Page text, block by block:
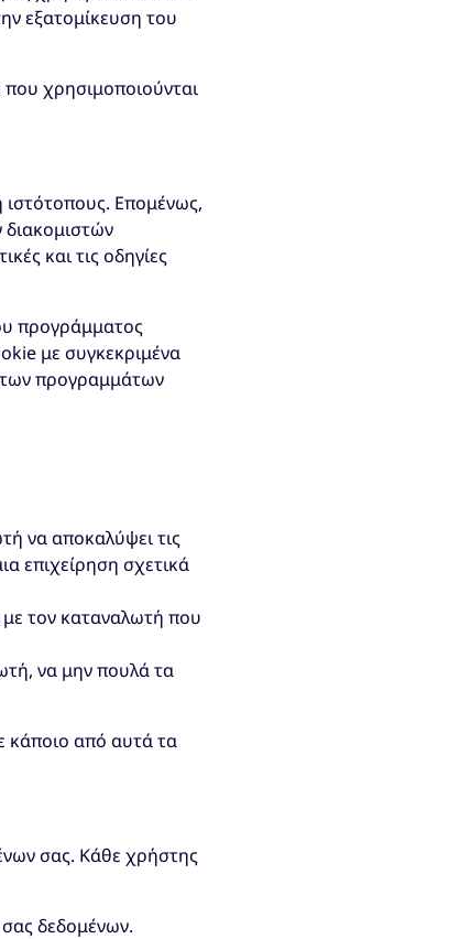
εξατομίκευση του
χρησιμοποιούνται
ιστότοπους. Επομένως,
και τις οδηγίες
προγράμματος
με συγκεκριμένα
των προγραμμάτων
να αποκαλύψει τις
επιχείρηση σχετικά
τον καταναλωτή που
να μην πουλά τα
κάποιο από αυτά τα
σας. Κάθε χρήστης
δεδομένων.